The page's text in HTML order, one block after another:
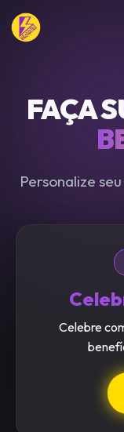
FAÇA
Personalize
Celebre